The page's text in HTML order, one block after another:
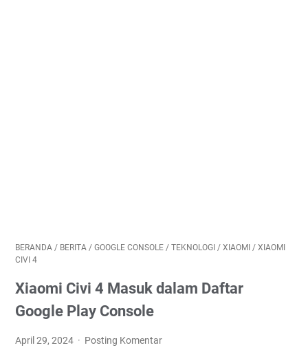
BERANDA / BERITA / GOOGLE CONSOLE / TEKNOLOGI / XIAOMI / XIAOMI
CIVI 4
Xiaomi Civi 4 Masuk dalam Daftar
Google Play Console
April 29, 2024 Posting Komentar